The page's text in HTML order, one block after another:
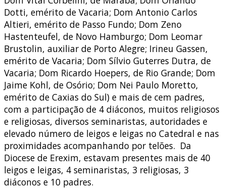
Dotti, emérito de Vacaria; Dom Antonio Carlos
Altieri, emérito de Passo Fundo; Dom Zeno
Hastenteufel, de Novo Hamburgo; Dom Leomar
Brustolin, auxiliar de Porto Alegre; Irineu Gassen,
emérito de Vacaria; Dom Sílvio Guterres Dutra, de
Vacaria; Dom Ricardo Hoepers, de Rio Grande; Dom
Jaime Kohl, de Osório; Dom Nei Paulo Moretto,
emérito de Caxias do Sul) e mais de cem padres,
com a participação de 4 diáconos, muitos religiosos
e religiosas, diversos seminaristas, autoridades e
elevado número de leigos e leigas no Catedral e nas
proximidades acompanhando por telões. Da
Diocese de Erexim, estavam presentes mais de 40
leigos e leigas, 4 seminaristas, 3 religiosas, 3
diáconos e 10 padres.